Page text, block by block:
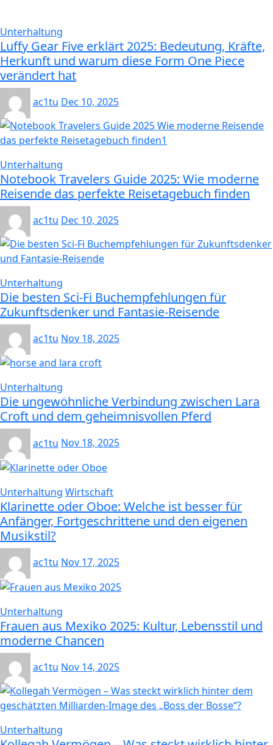
Unterhaltung
Luffy Gear Five erklärt 2025: Bedeutung, Kräfte,
Herkunft und warum diese Form One Piece
verändert hat
ac1tu Dec 10, 2025
Unterhaltung
Notebook Travelers Guide 2025: Wie moderne
Reisende das perfekte Reisetagebuch finden
ac1tu Dec 10, 2025
Unterhaltung
Die besten Sci-Fi Buchempfehlungen für
Zukunftsdenker und Fantasie-Reisende
ac1tu Nov 18, 2025
Unterhaltung
Die ungewöhnliche Verbindung zwischen Lara
Croft und dem geheimnisvollen Pferd
ac1tu Nov 18, 2025
Unterhaltung Wirtschaft
Klarinette oder Oboe: Welche ist besser für
Anfänger, Fortgeschrittene und den eigenen
Musikstil?
ac1tu Nov 17, 2025
Unterhaltung
Frauen aus Mexiko 2025: Kultur, Lebensstil und
moderne Chancen
ac1tu Nov 14, 2025
Unterhaltung